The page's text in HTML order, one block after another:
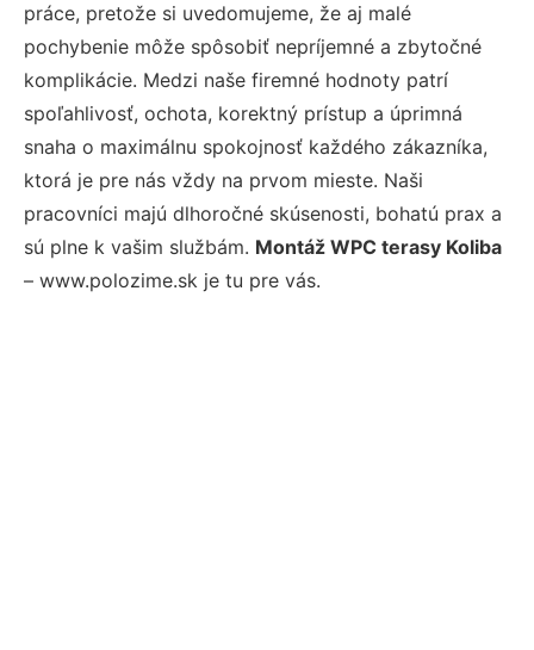
práce, pretože si uvedomujeme, že aj malé
pochybenie môže spôsobiť nepríjemné a zbytočné
komplikácie. Medzi naše firemné hodnoty patrí
spoľahlivosť, ochota, korektný prístup a úprimná
snaha o maximálnu spokojnosť každého zákazníka,
ktorá je pre nás vždy na prvom mieste. Naši
pracovníci majú dlhoročné skúsenosti, bohatú prax a
sú plne k vašim službám. Montáž WPC terasy Koliba
– www.polozime.sk je tu pre vás.